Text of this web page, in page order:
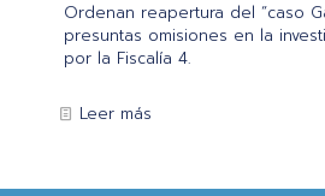
Ordenan reapertura del “caso
presuntas omisiones en la
por la Fiscalía 4.
Leer más